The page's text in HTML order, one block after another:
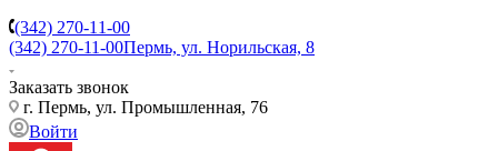
(342) 270-11-00
(342) 270-11-00Пермь, ул. Норильская, 8
Заказать звонок
г. Пермь, ул. Промышленная, 76
Войти